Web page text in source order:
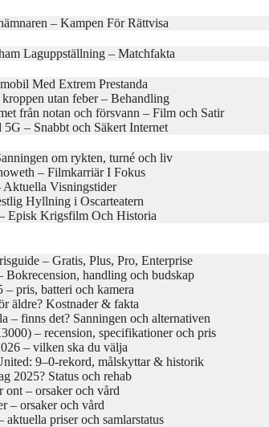
– Kampen För Rättvisa
Laguppställning – Matchfakta
Med Extrem Prestanda
utan feber – Behandling
från notan och försvann – Film och Satir
– Snabbt och Säkert Internet
om rykten, turné och liv
– Filmkarriär I Fokus
Visningstider
Hyllning i Oscarteatern
Episk Krigsfilm Och Historia
– Gratis, Plus, Pro, Enterprise
Bokrecension, handling och budskap
– pris, batteri och kamera
äldre? Kostnader & fakta
– finns det? Sanningen och alternativen
– recension, specifikationer och pris
– vilken ska du välja
9–0-rekord, målskyttar & historik
2025? Status och rehab
– orsaker och vård
– orsaker och vård
priser och samlarstatus